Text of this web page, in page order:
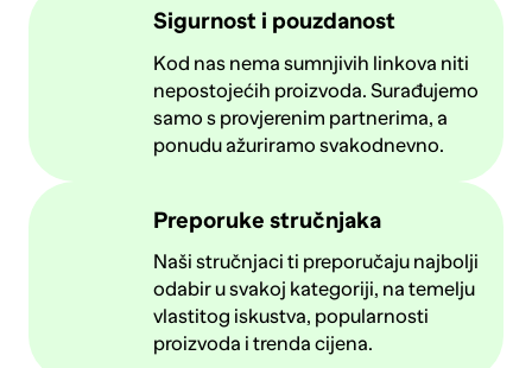
Sigurnost i pouzdanost
Kod nas nema sumnjivih linkova niti
nepostojećih proizvoda. Surađujemo
samo s provjerenim partnerima, a
ponudu ažuriramo svakodnevno.
Preporuke stručnjaka
Naši stručnjaci ti preporučaju najbolji
odabir u svakoj kategoriji, na temelju
vlastitog iskustva, popularnosti
proizvoda i trenda cijena.